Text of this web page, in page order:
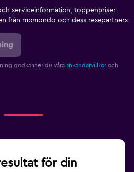
serviceinformation, toppenpriser
från momondo och dess resepartners
godkänner du våra användarvillkor och
för din